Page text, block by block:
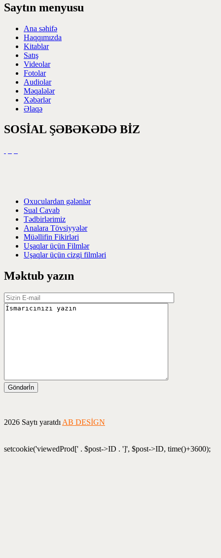
Saytın menyusu
Ana səhifə
Haqqımızda
Kitablar
Satış
Videolar
Fotolar
Audiolar
Məqalələr
Xəbərlər
Əlaqə
SOSİAL ŞƏBƏKƏDƏ BİZ
Oxuculardan gələnlər
Sual Cavab
Tədbirlərimiz
Analara Tövsiyyələr
Müəllifin Fikirləri
Uşaqlar üçün Filmlər
Uşaqlar üçün cizgi filmləri
Məktub yazın
2026 Saytı yaratdı AB DESİGN
setcookie('viewedProd[' . $post->ID . ']', $post->ID, time()+3600);